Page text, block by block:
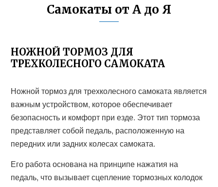
Самокаты от А до Я
НОЖНОЙ ТОРМОЗ ДЛЯ
ТРЕХКОЛЕСНОГО САМОКАТА
Ножной тормоз для трехколесного самоката является
важным устройством, которое обеспечивает
безопасность и комфорт при езде. Этот тип тормоза
представляет собой педаль, расположенную на
передних или задних колесах самоката.
Его работа основана на принципе нажатия на
педаль, что вызывает сцепление тормозных колодок